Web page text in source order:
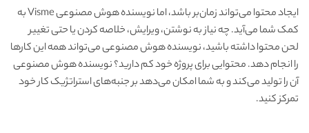
ایجاد محتوا می‌تواند زمان‌بر باشد، اما نویسنده هوش مصنوعی Visme به
کمک شما می‌آید. چه نیاز به نوشتن، ویرایش، خلاصه کردن یا حتی تغییر
لحن محتوا داشته باشید، نویسنده هوش مصنوعی می‌تواند همه این کارها
را انجام دهد. محتوایی برای پروژه خود کم دارید؟ نویسنده هوش مصنوعی
آن را تولید می‌کند و به شما امکان می‌دهد بر جنبه‌های استراتژیک کار خود
تمرکز کنید.